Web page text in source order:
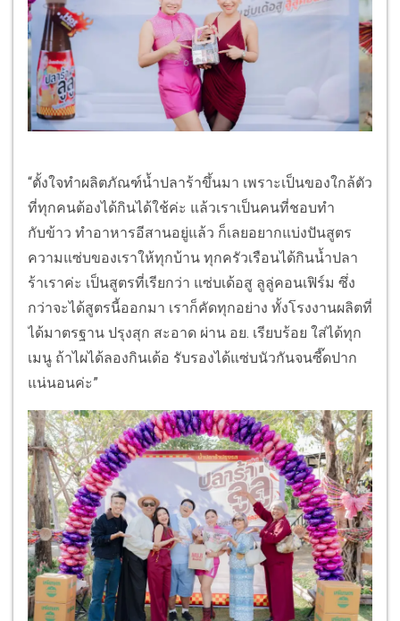
“ตั้งใจทำผลิตภัณฑ์น้ำปลาร้าขึ้นมา เพราะเป็นของใกล้ตัว
ที่ทุกคนต้องได้กินได้ใช้ค่ะ แล้วเราเป็นคนที่ชอบทำ
กับข้าว ทำอาหารอีสานอยู่แล้ว ก็เลยอยากแบ่งปันสูตร
ความแซ่บของเราให้ทุกบ้าน ทุกครัวเรือนได้กินน้ำปลา
ร้าเราค่ะ เป็นสูตรที่เรียกว่า แซ่บเด้อสู ลูลู่คอนเฟิร์ม ซึ่ง
กว่าจะได้สูตรนี้ออกมา เราก็คัดทุกอย่าง ทั้งโรงงานผลิตที่
ได้มาตรฐาน ปรุงสุก สะอาด ผ่าน อย. เรียบร้อย ใส่ได้ทุก
เมนู ถ้าไผได้ลองกินเด้อ รับรองได้แซ่บนัวกันจนซี๊ดปาก
แน่นอนค่ะ”